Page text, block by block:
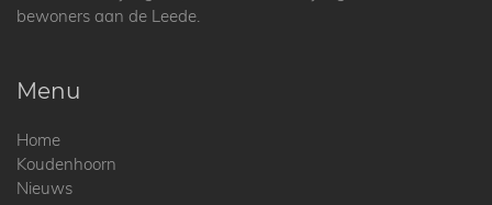
bewoners aan de Leede.
Menu
Home
Koudenhoorn
Nieuws